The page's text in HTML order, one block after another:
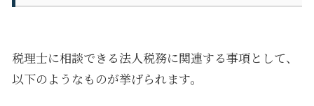
税理士に相談できる法人税務に関連する事項として、
以下のようなものが挙げられます。